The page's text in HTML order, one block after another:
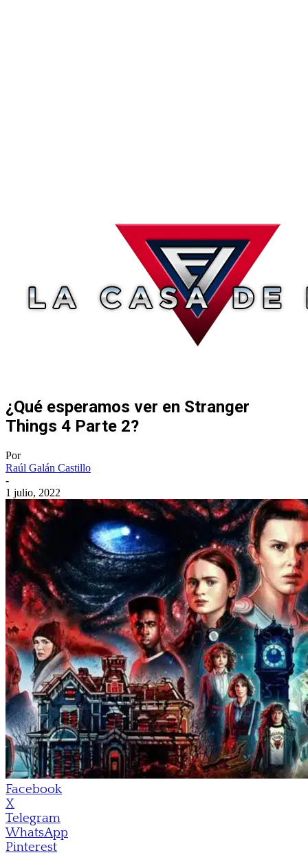
¿Qué esperamos ver en Stranger
Things 4 Parte 2?
Por
Raúl Galán Castillo
-
1 julio, 2022
Facebook
X
Telegram
WhatsApp
Pinterest